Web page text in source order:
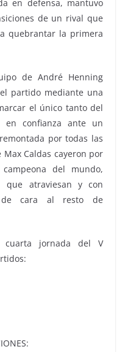
en defensa, mantuvo
de un rival que
quebrantar la primera
de André Henning
partido mediante una
el único tanto del
en confianza ante un
por todas las
Caldas cayeron por
del mundo,
atraviesan y con
cara al resto de
jornada del V